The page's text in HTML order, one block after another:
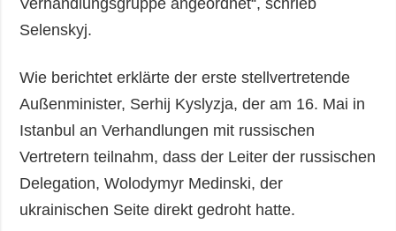
Selenskyj.
Wie berichtet erklärte der erste stellvertretende
Außenminister, Serhij Kyslyzja, der am 16. Mai in
Istanbul an Verhandlungen mit russischen
Vertretern teilnahm, dass der Leiter der russischen
Delegation, Wolodymyr Medinski, der
ukrainischen Seite direkt gedroht hatte.